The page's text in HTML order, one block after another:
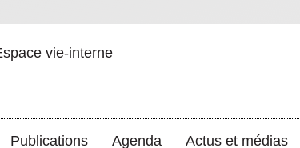
vie-interne
Publications Agenda Actus et médias